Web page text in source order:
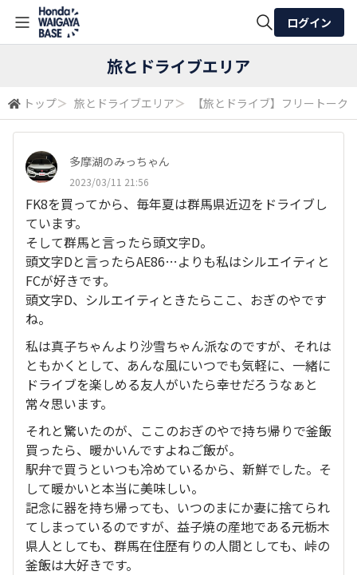
検索
ログイン
旅とドライブエリア
トップ＞ 旅とドライブエリア＞ 【旅とドライブ】フリートーク
多摩湖のみっちゃん
2023/03/11 21:56
FK8を買ってから、毎年夏は群馬県近辺をドライブし
ています。
そして群馬と言ったら頭文字D。
頭文字Dと言ったらAE86…よりも私はシルエイティと
FCが好きです。
頭文字D、シルエイティときたらここ、おぎのやです
ね。
私は真子ちゃんより沙雪ちゃん派なのですが、それは
ともかくとして、あんな風にいつでも気軽に、一緒に
ドライブを楽しめる友人がいたら幸せだろうなぁと
常々思います。
それと驚いたのが、ここのおぎのやで持ち帰りで釜飯
買ったら、暖かいんですよねご飯が。
駅弁で買うといつも冷めているから、新鮮でした。そ
して暖かいと本当に美味しい。
記念に器を持ち帰っても、いつのまにか妻に捨てられ
てしまっているのですが、益子焼の産地である元栃木
県人としても、群馬在住歴有りの人間としても、峠の
釜飯は大好きです。